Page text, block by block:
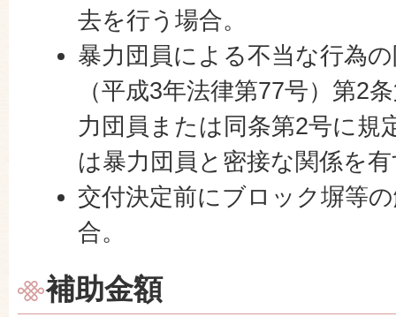
去を行う場合。
暴力団員による不当な行為
（平成3年法律第77号）第2
力団員または同条第2号に規
は暴力団員と密接な関係を
交付決定前にブロック塀等
合。
補助金額